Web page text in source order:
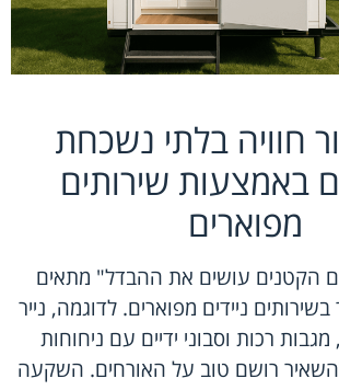
חוויה בלתי נשכחת
באמצעות שירותים
מפוארים
הקטנים עושים את ההבדל" מתאים
ניידים מפוארים. לדוגמה, נייר
רכות וסבוני ידיים עם ניחוחות
להשאיר רושם טוב על האורחים. השקעה